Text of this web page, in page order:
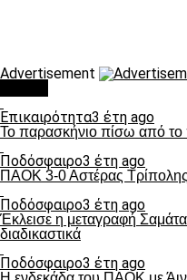
Advertisement
Επικαιρότητα3 έτη ago
Το παρασκήνιο πίσω από το
Ποδόσφαιρο3 έτη ago
ΠΑΟΚ 3-0 Αστέρας Τρίπολης
Ποδόσφαιρο3 έτη ago
Έκλεισε η μεταγραφή
διαδικαστικά
Ποδόσφαιρο3 έτη ago